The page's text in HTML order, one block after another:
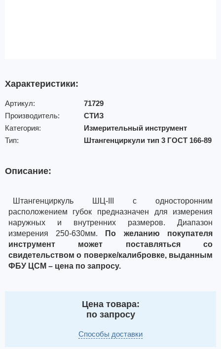
Характеристики:
Артикул:
71729
Производитель:
СТИЗ
Категория:
Измерительный инструмент
Тип:
Штангенциркули тип 3 ГОСТ 166-89
Описание:
Штангенциркуль ШЦ-III с односторонним
расположением губок предназначен для измерения
наружных и внутренних размеров. Диапазон
измерения 250-630мм.
По желанию покупателя
инструмент может поставляться со
свидетельством о поверке/калибровке, выданным
ФБУ ЦСМ – цена по запросу.
Цена товара:
по запросу
Способы доставки